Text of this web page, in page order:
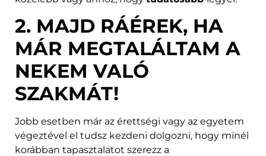
2. MAJD RÁÉREK, HA
MÁR MEGTALÁLTAM A
NEKEM VALÓ
SZAKMÁT!
Jobb esetben már az érettségi vagy az egyetem
végeztével el tudsz kezdeni dolgozni, hogy minél
korábban tapasztalatot szerezz a